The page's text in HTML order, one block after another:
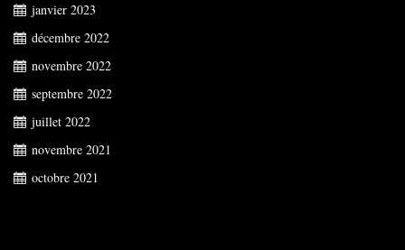
janvier 2023
décembre 2022
novembre 2022
septembre 2022
juillet 2022
novembre 2021
octobre 2021